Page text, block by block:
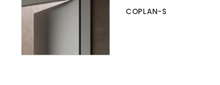
COPLAN-S